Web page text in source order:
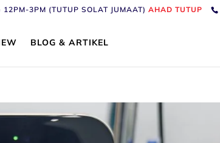
3PM (TUTUP SOLAT JUMAAT)AHAD TUTUP
BLOG & ARTIKEL